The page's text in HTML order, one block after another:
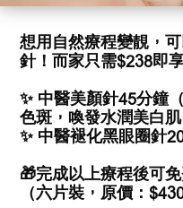
想用自然療程變靚，
針！而家只需$238即
✨ 中醫美顏針45分鐘
色斑，喚發水潤美白肌
✨ 中醫褪化黑眼圈針
🎁完成以上療程後可
（六片裝，原價：$430